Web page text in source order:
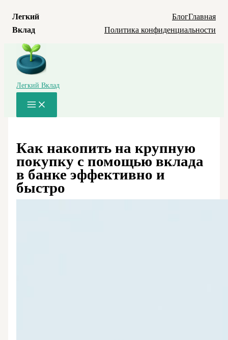
Легкий
Вклад
БлогГлавная
Политика конфиденциальности
Перейти
содержимому
Легкий Вклад
Main
Menu
Как накопить на крупную
покупку с помощью вклада
в банке эффективно и
быстро